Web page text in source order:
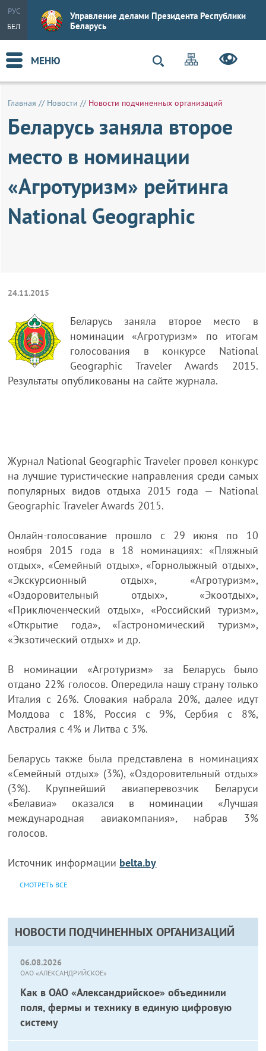
РУС
БЕЛ
Управление делами Президента Республики
Беларусь
МЕНЮ
НОВОСТИ ПОДЧИНЕННЫХ ОРГАНИЗАЦИЙ
06.08.2026
ОАО «АЛЕКСАНДРИЙСКОЕ»
Как в ОАО «Александрийское» объединили
поля, фермы и технику в единую цифровую
систему
Главная // Новости // Новости подчиненных организаций
Беларусь заняла второе
место в номинации
«Агротуризм» рейтинга
National Geographic
24.11.2015
Беларусь заняла второе место в
номинации «Агротуризм» по итогам
голосования в конкурсе National
Geographic Traveler Awards 2015.
Результаты опубликованы на сайте журнала.
Журнал National Geographic Traveler провел конкурс
на лучшие туристические направления среди самых
популярных видов отдыха 2015 года — National
Geographic Traveler Awards 2015.
Онлайн-голосование прошло c 29 июня по 10
ноября 2015 года в 18 номинациях: «Пляжный
отдых», «Семейный отдых», «Горнолыжный отдых»,
«Экскурсионный отдых», «Агротуризм»,
«Оздоровительный отдых», «Экоотдых»,
«Приключенческий отдых», «Российский туризм»,
«Открытие года», «Гастрономический туризм»,
«Экзотический отдых» и др.
В номинации «Агротуризм» за Беларусь было
отдано 22% голосов. Опередила нашу страну только
Италия с 26%. Словакия набрала 20%, далее идут
Молдова с 18%, Россия с 9%, Сербия с 8%,
Австралия с 4% и Литва с 3%.
Беларусь также была представлена в номинациях
«Семейный отдых» (3%), «Оздоровительный отдых»
(3%). Крупнейший авиаперевозчик Беларуси
«Белавиа» оказался в номинации «Лучшая
международная авиакомпания», набрав 3%
голосов.
Источник информации belta.by
СМОТРЕТЬ ВСЕ